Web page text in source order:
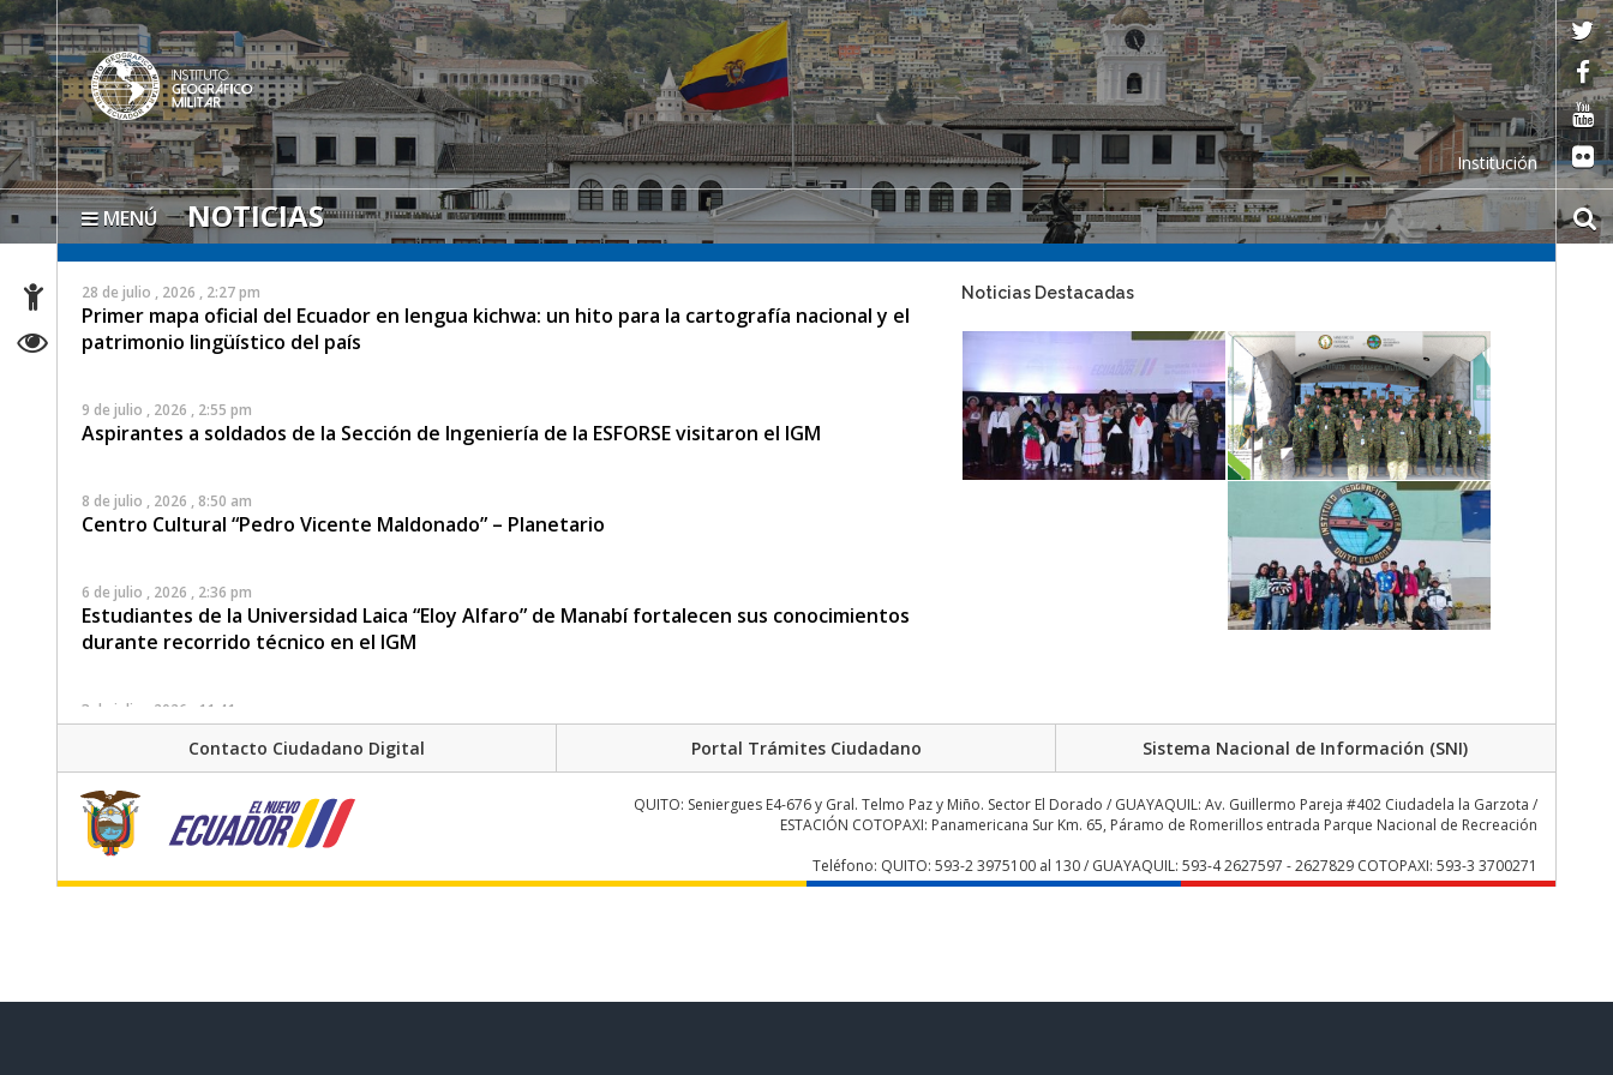
Institución
MENÚ NOTICIAS
28 de julio , 2026 , 2:27 pm
Primer mapa oficial del Ecuador en lengua kichwa: un hito para la cartografía nacional y el
patrimonio lingüístico del país
9 de julio , 2026 , 2:55 pm
Aspirantes a soldados de la Sección de Ingeniería de la ESFORSE visitaron el IGM
8 de julio , 2026 , 8:50 am
Centro Cultural “Pedro Vicente Maldonado” – Planetario
6 de julio , 2026 , 2:36 pm
Estudiantes de la Universidad Laica “Eloy Alfaro” de Manabí fortalecen sus conocimientos
durante recorrido técnico en el IGM
3 de julio , 2026 , 11:41 am
El Instituto Geográfico Militar impulsa el aprendizaje geoespacial en los Campamentos
“Escuelas que me Inspiran”
29 de junio , 2026 , 3:12 pm
Foro de Modernización Tecnológica para la Seguridad y Defensa del Ecuador
Noticias Destacadas
Contacto Ciudadano Digital Portal Trámites Ciudadano Sistema Nacional de Información (SNI)
QUITO: Seniergues E4-676 y Gral. Telmo Paz y Miño. Sector El Dorado / GUAYAQUIL: Av. Guillermo Pareja #402 Ciudadela la Garzota /
ESTACIÓN COTOPAXI: Panamericana Sur Km. 65, Páramo de Romerillos entrada Parque Nacional de Recreación
Teléfono: QUITO: 593-2 3975100 al 130 / GUAYAQUIL: 593-4 2627597 - 2627829 COTOPAXI: 593-3 3700271